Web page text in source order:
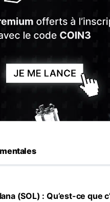
(SOL) : Qu’est-ce que